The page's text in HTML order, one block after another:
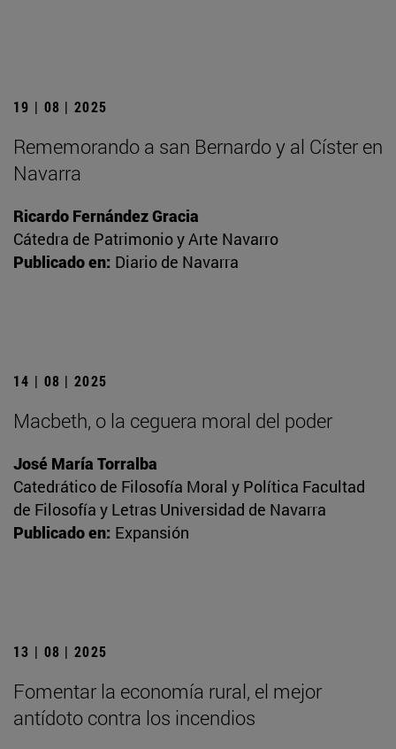
19 | 08 | 2025
Rememorando a san Bernardo y al Císter en
Navarra
Ricardo Fernández Gracia
Cátedra de Patrimonio y Arte Navarro
Publicado en: Diario de Navarra
14 | 08 | 2025
Macbeth, o la ceguera moral del poder
José María Torralba
Catedrático de Filosofía Moral y Política Facultad
de Filosofía y Letras Universidad de Navarra
Publicado en: Expansión
13 | 08 | 2025
Fomentar la economía rural, el mejor
antídoto contra los incendios